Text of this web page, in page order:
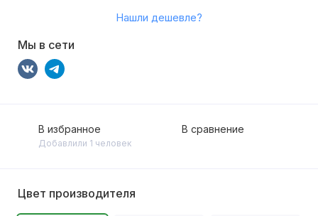
Нашли дешевле?
Мы в сети
В избранное
Добавлили 1 человек
В сравнение
Цвет производителя